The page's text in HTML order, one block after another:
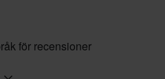
för recensioner